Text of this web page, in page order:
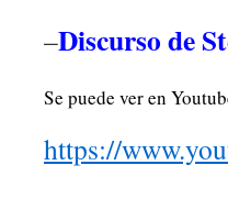
–Discurso de
Se puede ver en
https://